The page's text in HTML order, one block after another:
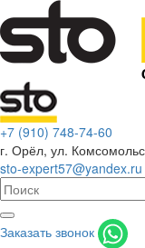
+7 (910) 748-74-60
г. Орёл, ул.
sto-expert57@yandex.ru
Заказать звонок